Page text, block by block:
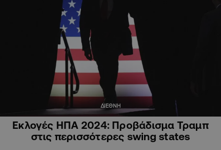
ΔΙΕΘΝΗ
Εκλογές ΗΠΑ 2024: Προβάδισμα Τραμπ
στις περισσότερες swing states